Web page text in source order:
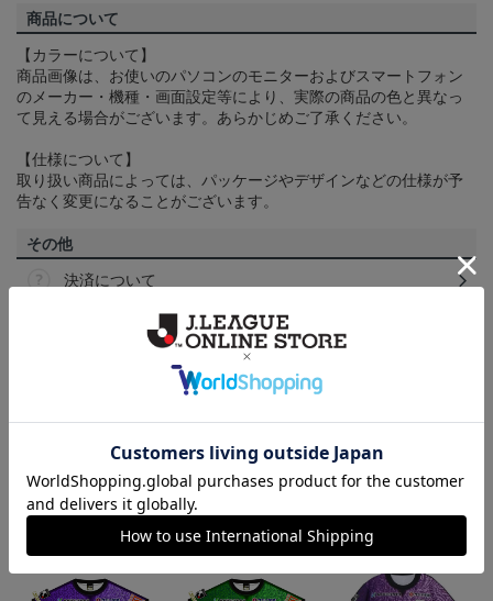
商品について
【カラーについて】
商品画像は、お使いのパソコンのモニターおよびスマートフォン
のメーカー・機種・画面設定等により、実際の商品の色と異なっ
て見える場合がございます。あらかじめご了承ください。
【仕様について】
取り扱い商品によっては、パッケージやデザインなどの仕様が予
告なく変更になることがございます。
その他
決済について
ギフト対応について
ランキング